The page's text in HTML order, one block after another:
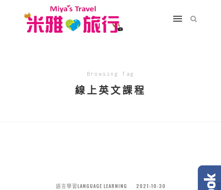
Browsing Tag
線上英文課程
語言學習LANGUAGE LEARNING 2021-10-30